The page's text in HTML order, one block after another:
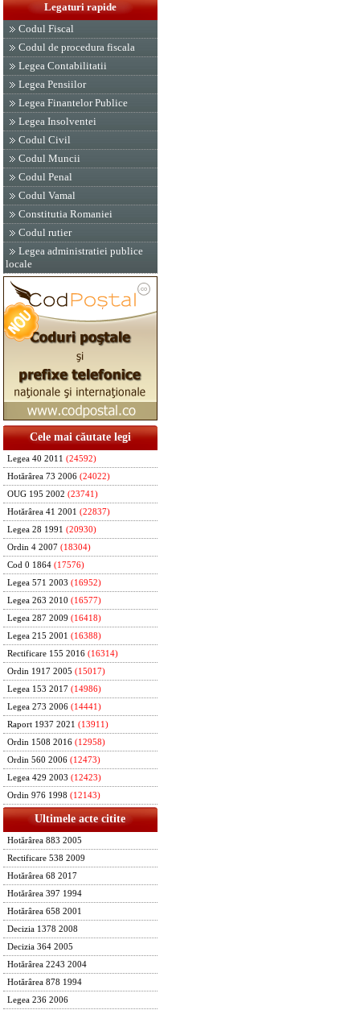
Legaturi rapide
Codul Fiscal
Codul de procedura fiscala
Legea Contabilitatii
Legea Pensiilor
Legea Finantelor Publice
Legea Insolventei
Codul Civil
Codul Muncii
Codul Penal
Codul Vamal
Constitutia Romaniei
Codul rutier
Legea administratiei publice
locale
Cele mai căutate legi
Legea 40 2011 (24592)
Hotărârea 73 2006 (24022)
OUG 195 2002 (23741)
Hotărârea 41 2001 (22837)
Legea 28 1991 (20930)
Ordin 4 2007 (18304)
Cod 0 1864 (17576)
Legea 571 2003 (16952)
Legea 263 2010 (16577)
Legea 287 2009 (16418)
Legea 215 2001 (16388)
Rectificare 155 2016 (16314)
Ordin 1917 2005 (15017)
Legea 153 2017 (14986)
Legea 273 2006 (14441)
Raport 1937 2021 (13911)
Ordin 1508 2016 (12958)
Ordin 560 2006 (12473)
Legea 429 2003 (12423)
Ordin 976 1998 (12143)
Ultimele acte citite
Hotărârea 883 2005
Rectificare 538 2009
Hotărârea 68 2017
Hotărârea 397 1994
Hotărârea 658 2001
Decizia 1378 2008
Decizia 364 2005
Hotărârea 2243 2004
Hotărârea 878 1994
Legea 236 2006